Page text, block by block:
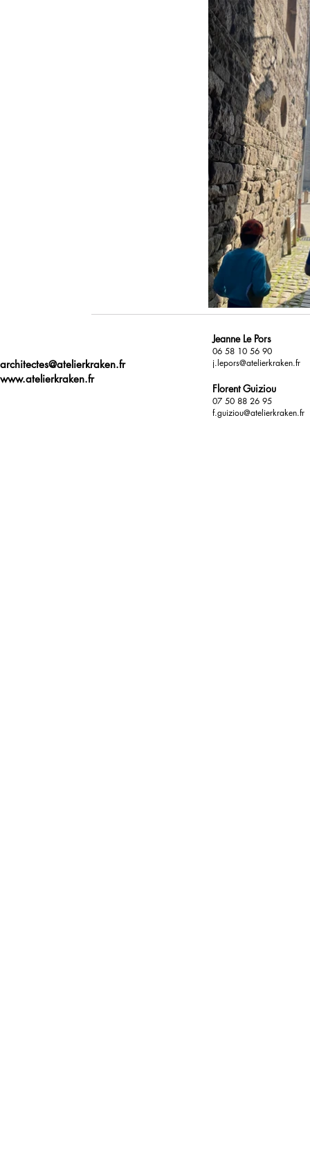
architectes@atelierkraken.fr
www.atelierkraken.fr
Florent Guiziou
07 50 88 26 95
f.guiziou@atelierkraken.fr
Jeanne Le Pors
06 58 10 56 90
j.lepors@atelierkraken.fr